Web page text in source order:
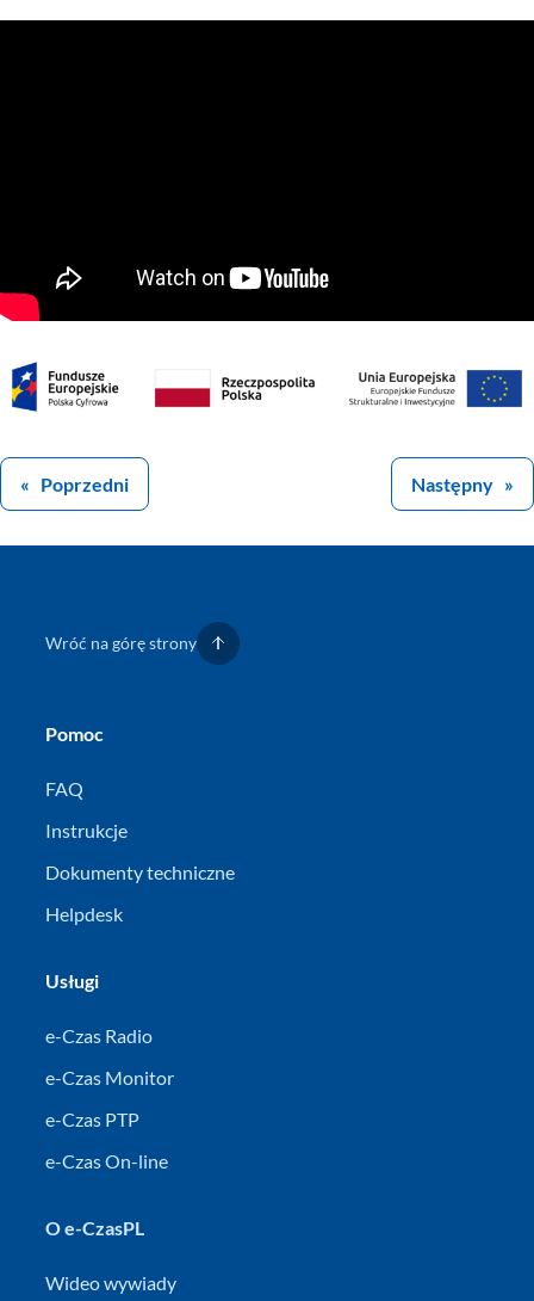
« Poprzedni Następny »
Wróć na górę strony
Pomoc
FAQ
Instrukcje
Dokumenty techniczne
Helpdesk
Usługi
e-Czas Radio
e-Czas Monitor
e-Czas PTP
e-Czas On-line
O e-CzasPL
Wideo wywiady